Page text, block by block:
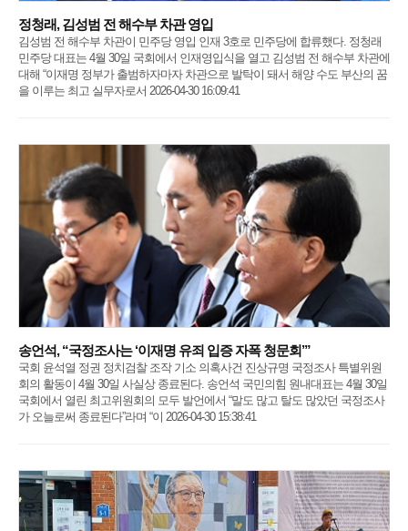
정청래, 김성범 전 해수부 차관 영입
김성범 전 해수부 차관이 민주당 영입 인재 3호로 민주당에 합류했다. 정청래
민주당 대표는 4월 30일 국회에서 인재영입식을 열고 김성범 전 해수부 차관에
대해 “이재명 정부가 출범하자마자 차관으로 발탁이 돼서 해양 수도 부산의 꿈
을 이루는 최고 실무자로서 2026-04-30 16:09:41
송언석, “국정조사는 ‘이재명 유죄 입증 자폭 청문회’”
국회 윤석열 정권 정치검찰 조작 기소 의혹사건 진상규명 국정조사 특별위원
회의 활동이 4월 30일 사실상 종료된다. 송언석 국민의힘 원내대표는 4월 30일
국회에서 열린 최고위원회의 모두 발언에서 “말도 많고 탈도 많았던 국정조사
가 오늘로써 종료된다”라며 “이 2026-04-30 15:38:41